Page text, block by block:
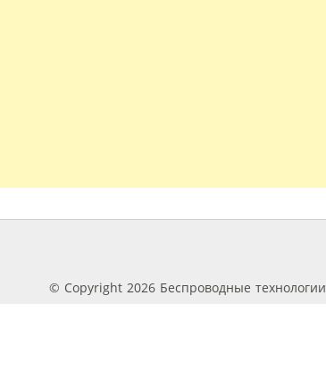
© Copyright 2026 Беспроводные технологии